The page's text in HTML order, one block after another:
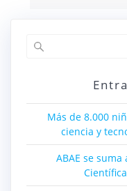
Más de 8.000
ciencia y
ABAE se